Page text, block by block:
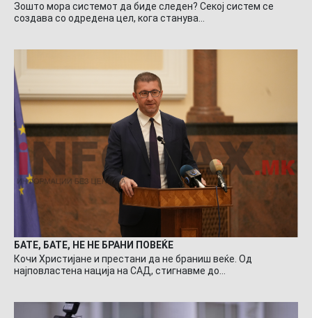
Зошто мора системот да биде следен? Секој систем се
создава со одредена цел, кога станува…
БАТЕ, БАТЕ, НЕ НЕ БРАНИ ПОВЕЌЕ
Кочи Христијане и престани да не браниш веќе. Од
најповластена нација на САД, стигнавме до…